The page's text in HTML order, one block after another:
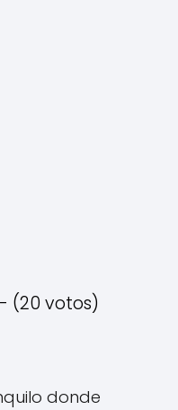
(20 votos)
donde